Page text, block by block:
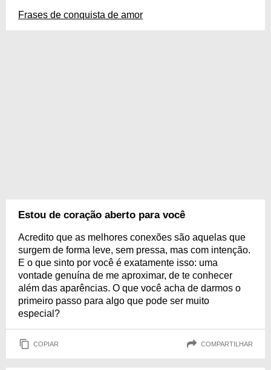
Frases de conquista de amor
Estou de coração aberto para você
Acredito que as melhores conexões são aquelas que
surgem de forma leve, sem pressa, mas com intenção.
E o que sinto por você é exatamente isso: uma
vontade genuína de me aproximar, de te conhecer
além das aparências. O que você acha de darmos o
primeiro passo para algo que pode ser muito
especial?
COPIAR COMPARTILHAR